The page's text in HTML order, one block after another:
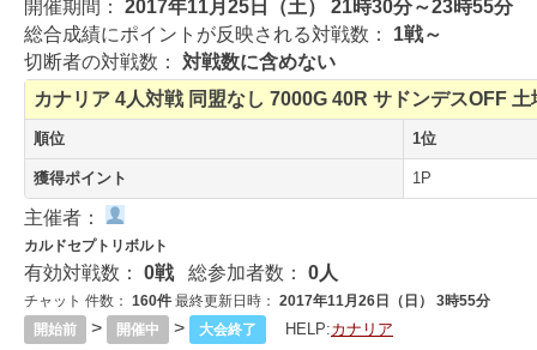
開催期間： 2017年11月25日（土） 21時30分～23時55分
総合成績にポイントが反映される対戦数： 1戦～
切断者の対戦数： 対戦数に含めない
カナリア 4人対戦 同盟なし 7000G 40R サドンデスOFF 土
順位 1位
獲得ポイント 1P
主催者：
カルドセプトリボルト
有効対戦数： 0戦総参加者数： 0人
チャット 件数： 160件 最終更新日時： 2017年11月26日（日） 3時55分
開始前
> 開催中 > 大会終了 HELP:カナリア